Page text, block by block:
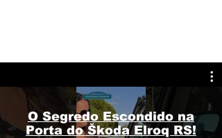
O Segredo Escondido na
Porta do Škoda Elroq RS!